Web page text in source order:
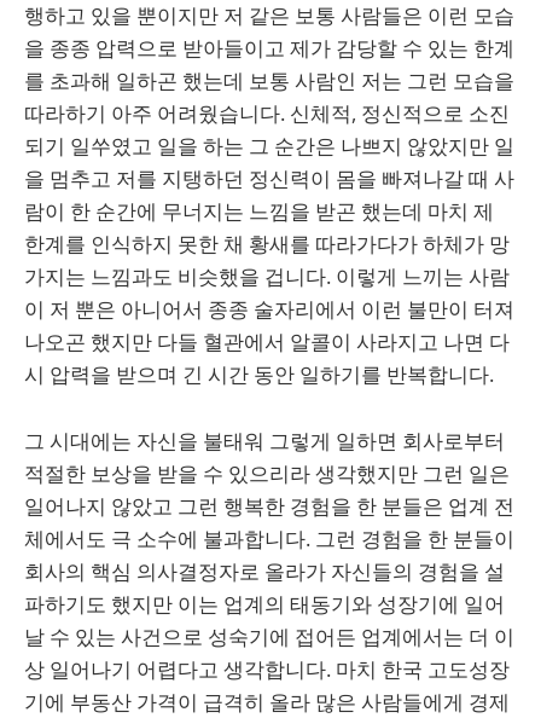
행하고 있을 뿐이지만 저 같은 보통 사람들은 이런 모습
을 종종 압력으로 받아들이고 제가 감당할 수 있는 한계
를 초과해 일하곤 했는데 보통 사람인 저는 그런 모습을
따라하기 아주 어려웠습니다. 신체적, 정신적으로 소진
되기 일쑤였고 일을 하는 그 순간은 나쁘지 않았지만 일
을 멈추고 저를 지탱하던 정신력이 몸을 빠져나갈 때 사
람이 한 순간에 무너지는 느낌을 받곤 했는데 마치 제
한계를 인식하지 못한 채 황새를 따라가다가 하체가 망
가지는 느낌과도 비슷했을 겁니다. 이렇게 느끼는 사람
이 저 뿐은 아니어서 종종 술자리에서 이런 불만이 터져
나오곤 했지만 다들 혈관에서 알콜이 사라지고 나면 다
시 압력을 받으며 긴 시간 동안 일하기를 반복합니다.
그 시대에는 자신을 불태워 그렇게 일하면 회사로부터
적절한 보상을 받을 수 있으리라 생각했지만 그런 일은
일어나지 않았고 그런 행복한 경험을 한 분들은 업계 전
체에서도 극 소수에 불과합니다. 그런 경험을 한 분들이
회사의 핵심 의사결정자로 올라가 자신들의 경험을 설
파하기도 했지만 이는 업계의 태동기와 성장기에 일어
날 수 있는 사건으로 성숙기에 접어든 업계에서는 더 이
상 일어나기 어렵다고 생각합니다. 마치 한국 고도성장
기에 부동산 가격이 급격히 올라 많은 사람들에게 경제